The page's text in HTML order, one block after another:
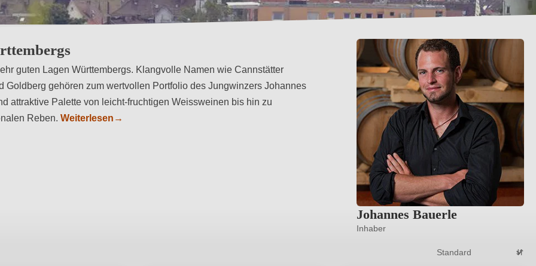
guten Lagen Württembergs. Klangvolle Namen wie Cannstätter
gehören zum wertvollen Portfolio des Jungwinzers Johannes
attraktive Palette von leicht-fruchtigen Weissweinen bis hin zu
Reben. Weiterlesen →
Johannes Bauerle
Inhaber